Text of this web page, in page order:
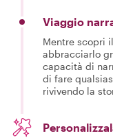
Viaggio
Mentre scopri
abbracciarlo
capacità di
di fare
rivivendo la